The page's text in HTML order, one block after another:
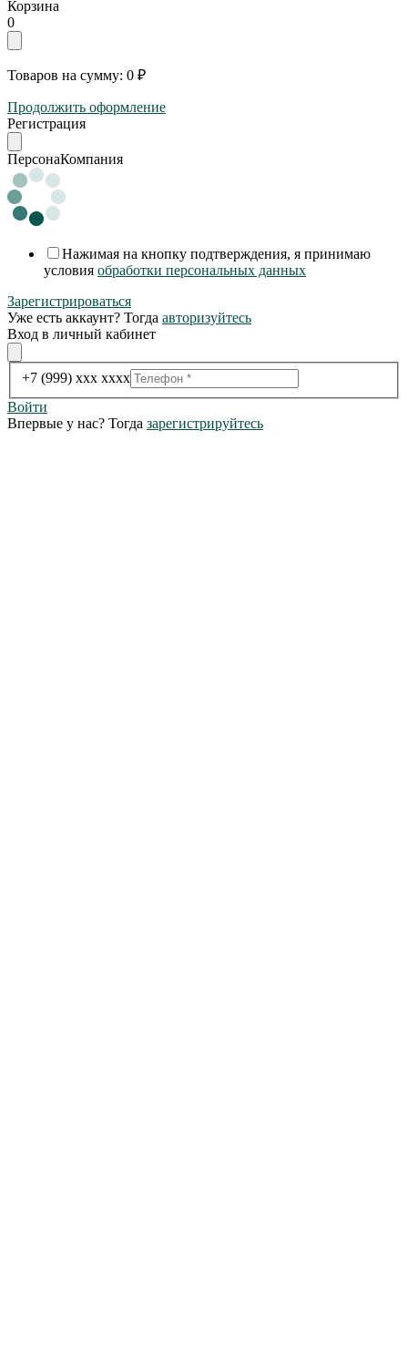
Корзина
0
Товаров на сумму: 0 ₽
Продолжить оформление
Регистрация
ПерсонаКомпания
Нажимая на кнопку подтверждения, я принимаю
условия обработки персональных данных
Зарегистрироваться
Уже есть аккаунт? Тогда авторизуйтесь
Вход в личный кабинет
+7 (999) xxx xxxx
Войти
Впервые у нас? Тогда зарегистрируйтесь